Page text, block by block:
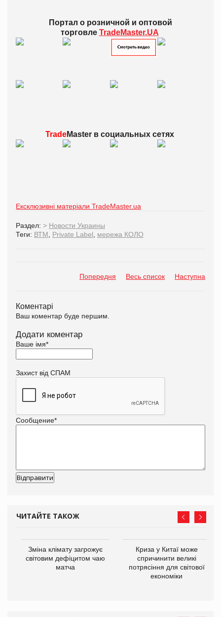
Портал о розничной и оптовой
торговле TradeMaster.UA
TradeMaster всоциальных сетях
Ексклюзивні матеріали TradeMaster.ua
Раздел: > Новости Украины
Теги: ВТМ Private Label мережа КОЛО
Попередня Весь список Наступна
Коментарі
Ваш коментар буде першим.
Додати коментар
Ваше імя*
Захист від СПАМ
Сообщение*
ЧИТАЙТЕ ТАКОЖ
Зміна клімату загрожує
світовим дефіцитом чаю
матча
Криза у Китаї може
спричинити великі
потрясіння для світової
економіки